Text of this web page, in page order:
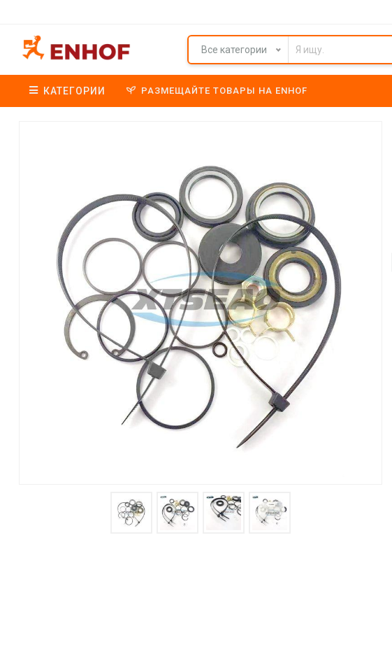
Все категории
КАТЕГОРИИ РАЗМЕЩАЙТЕ ТОВАРЫ НА ENHOF